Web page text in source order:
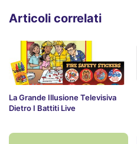
Articoli correlati
La Grande Illusione Televisiva
Dietro I Battiti Live